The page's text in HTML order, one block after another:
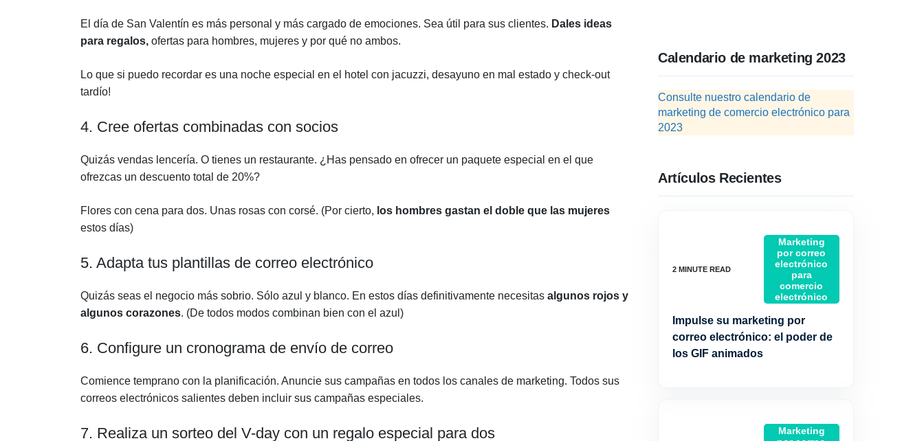
El día de San Valentín es más personal y más cargado de emociones. Sea útil para sus clientes. Dales ideas
para regalos, ofertas para hombres, mujeres y por qué no ambos.
Lo que si puedo recordar es una noche especial en el hotel con jacuzzi, desayuno en mal estado y check-out
tardío!
4. Cree ofertas combinadas con socios
Quizás vendas lencería. O tienes un restaurante. ¿Has pensado en ofrecer un paquete especial en el que
ofrezcas un descuento total de 20%?
Flores con cena para dos. Unas rosas con corsé. (Por cierto, los hombres gastan el doble que las mujeres
estos días)
5. Adapta tus plantillas de correo electrónico
Quizás seas el negocio más sobrio. Sólo azul y blanco. En estos días definitivamente necesitas algunos rojos y
algunos corazones. (De todos modos combinan bien con el azul)
6. Configure un cronograma de envío de correo
Comience temprano con la planificación. Anuncie sus campañas en todos los canales de marketing. Todos sus
correos electrónicos salientes deben incluir sus campañas especiales.
7. Realiza un sorteo del V-day con un regalo especial para dos
Calendario de marketing 2023
Consulte nuestro calendario de
marketing de comercio electrónico para
2023
Artículos Recientes
Marketing
por correo
electrónico
para
comercio
electrónico
Impulse su marketing por
correo electrónico: el poder de
los GIF animados
Marketing